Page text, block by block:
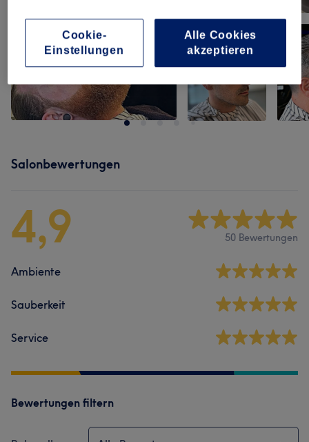
Salonbewertungen
4,9 50 Bewertungen
Ambiente
Sauberkeit
Service
Bewertungen filtern
Cookie-
Einstellungen
Alle Cookies
akzeptieren